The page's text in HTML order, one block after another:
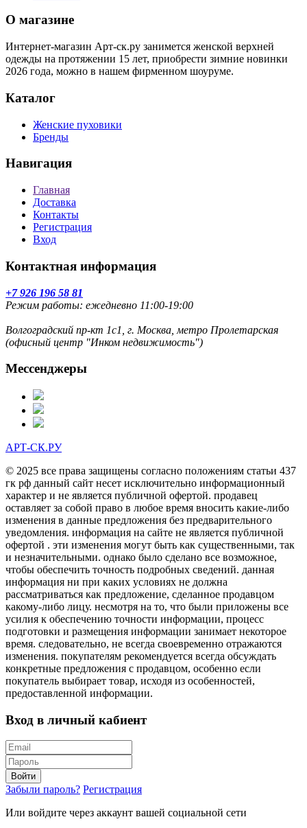
О магазине
Интернет-магазин Арт-ск.ру занимется женской верхней
одежды на протяжении 15 лет, приобрести зимние новинки
2026 года, можно в нашем фирменном шоуруме.
Каталог
Женские пуховики
Бренды
Навигация
Главная
Доставка
Контакты
Регистрация
Вход
Контактная информация
+7 926 196 58 81
Режим работы: ежедневно 11:00-19:00
Волгоградский пр-кт 1с1, г. Москва, метро Пролетарская
(офисный центр "Инком недвижимость")
Мессенджеры
АРТ-СК.РУ
© 2025 все права защищены согласно положениям статьи 437
гк рф данный сайт несет исключительно информационный
характер и не является публичной офертой. продавец
оставляет за собой право в любое время вносить какие-либо
изменения в данные предложения без предварительного
уведомления. информация на сайте не является публичной
офертой . эти изменения могут быть как существенными, так
и незначительными. однако было сделано все возможное,
чтобы обеспечить точность подробных сведений. данная
информация ни при каких условиях не должна
рассматриваться как предложение, сделанное продавцом
какому-либо лицу. несмотря на то, что были приложены все
усилия к обеспечению точности информации, процесс
подготовки и размещения информации занимает некоторое
время. следовательно, не всегда своевременно отражаются
изменения. покупателям рекомендуется всегда обсуждать
конкретные предложения с продавцом, особенно если
покупатель выбирает товар, исходя из особенностей,
предоставленной информации.
Вход в личный кабиент
Войти
Забыли пароль? Регистрация
Или войдите через аккаунт вашей социальной сети